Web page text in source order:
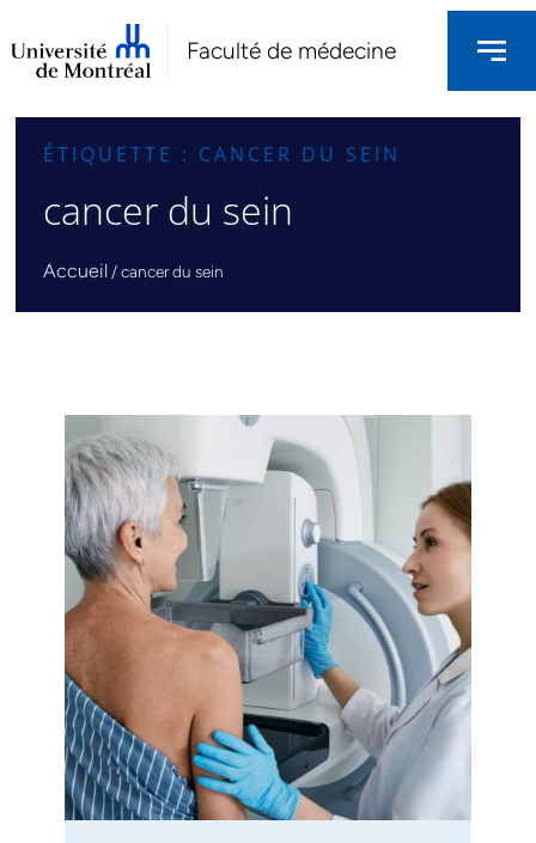
Faculté de médecine
ÉTIQUETTE : CANCER DU SEIN
cancer du sein
Accueil /cancer du sein